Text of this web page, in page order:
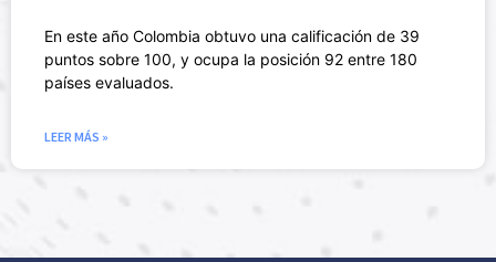
En este año Colombia obtuvo una calificación de 39
puntos sobre 100, y ocupa la posición 92 entre 180
países evaluados.
LEER MÁS »